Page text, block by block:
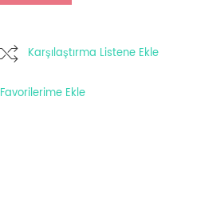
Karşılaştırma Listene Ekle
Favorilerime Ekle